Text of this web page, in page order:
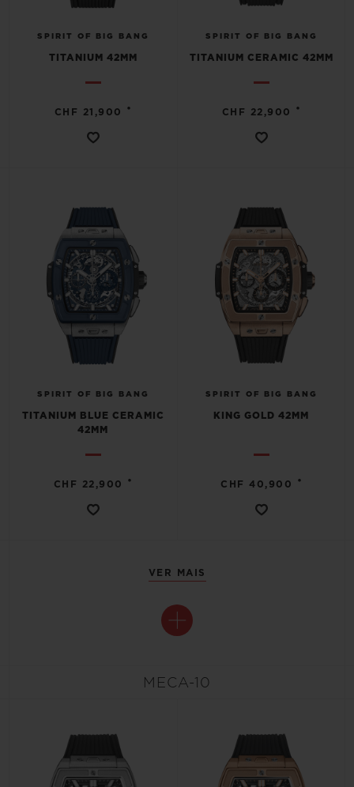
SPIRIT OF BIG BANG
TITANIUM 42MM
CHF 21,900 •
SPIRIT OF BIG BANG
TITANIUM CERAMIC 42MM
CHF 22,900 •
SPIRIT OF BIG BANG
TITANIUM BLUE CERAMIC
42MM
CHF 22,900 •
SPIRIT OF BIG BANG
KING GOLD 42MM
CHF 40,900 •
VER MAIS
MECA-10